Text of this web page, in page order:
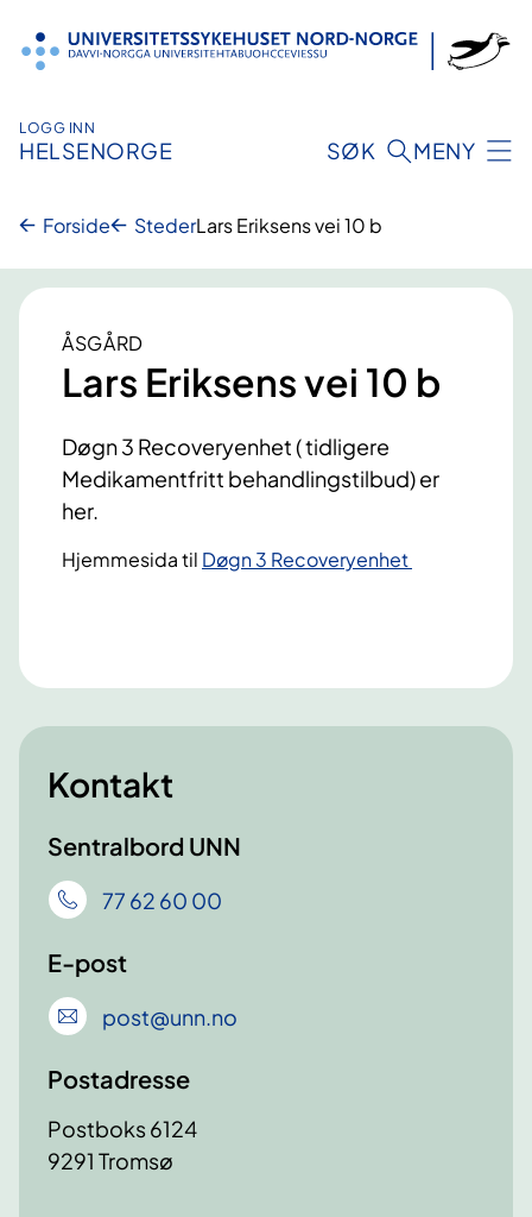
innhold
LOGG INN
HELSENORGE SØK MENY
Forside StederLars Eriksens vei 10 b
ÅSGÅRD
Lars Eriksens vei 10 b
Døgn 3 Recoveryenhet ( tidligere
Medikamentfritt behandlingstilbud) er
her.
Hjemmesida til Døgn 3 Recoveryenhet
Kontakt
Sentralbord UNN
77 62 60 00
E-post
post@unn.no
Postadresse
Postboks 6124
9291 Tromsø